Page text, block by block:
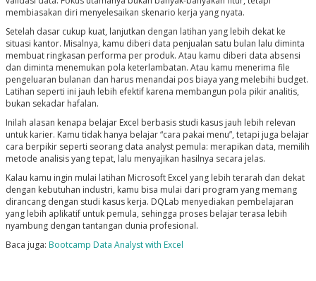
membiasakan diri menyelesaikan skenario kerja yang nyata.
Setelah dasar cukup kuat, lanjutkan dengan latihan yang lebih dekat ke
situasi kantor. Misalnya, kamu diberi data penjualan satu bulan lalu diminta
membuat ringkasan performa per produk. Atau kamu diberi data absensi
dan diminta menemukan pola keterlambatan. Atau kamu menerima file
pengeluaran bulanan dan harus menandai pos biaya yang melebihi budget.
Latihan seperti ini jauh lebih efektif karena membangun pola pikir analitis,
bukan sekadar hafalan.
Inilah alasan kenapa belajar Excel berbasis studi kasus jauh lebih relevan
untuk karier. Kamu tidak hanya belajar “cara pakai menu”, tetapi juga belajar
cara berpikir seperti seorang data analyst pemula: merapikan data, memilih
metode analisis yang tepat, lalu menyajikan hasilnya secara jelas.
Kalau kamu ingin mulai latihan Microsoft Excel yang lebih terarah dan dekat
dengan kebutuhan industri, kamu bisa mulai dari program yang memang
dirancang dengan studi kasus kerja. DQLab menyediakan pembelajaran
yang lebih aplikatif untuk pemula, sehingga proses belajar terasa lebih
nyambung dengan tantangan dunia profesional.
Baca juga: Bootcamp Data Analyst with Excel